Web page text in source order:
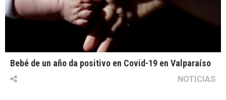
Bebé de un año da positivo en Covid-19 en Valparaíso
NOTICIAS